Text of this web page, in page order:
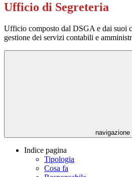
Ufficio di Segreteria
Ufficio composto dal DSGA e dai suoi
gestione dei servizi contabili e
navigazione
Indice pagina
Tipologia
Cosa fa